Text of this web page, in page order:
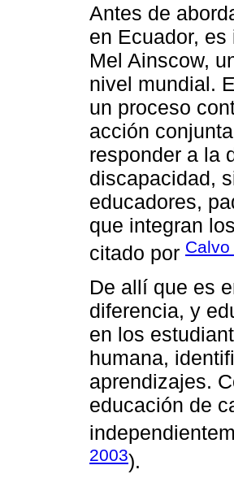
Antes de
en Ecuador,
Mel Ainscow,
nivel mundial.
un proceso
acción
responder a la
discapacidad,
educadores,
que integran
citado por
De allí que es
diferencia, y
en los
humana,
aprendizajes.
educación de
2003).